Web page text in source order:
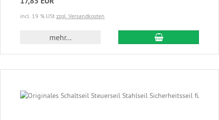
incl. 19 % USt zzgl. Versandkosten
mehr... In den